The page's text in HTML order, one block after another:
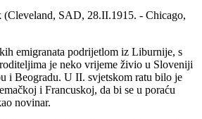
(Cleveland, SAD, 28.II.1915. - Chicago,
emigranata podrijetlom iz Liburnije, s
je neko vrijeme živio u Sloveniji
i Beogradu. U II. svjetskom ratu bilo je
i Francuskoj, da bi se u poraću
novinar.